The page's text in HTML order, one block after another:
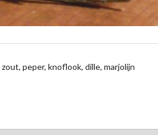
peper, knoflook, dille, marjolijn